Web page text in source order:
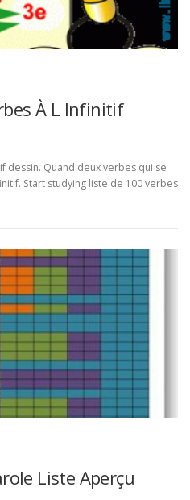
À L Infinitif
dessin. Quand deux verbes qui se
Start studying liste de 100 verbes
Liste Aperçu